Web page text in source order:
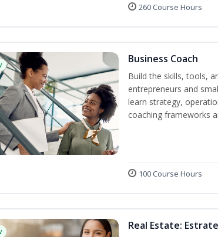
260 Course Hours
Business Coach
Build the skills, tools,
entrepreneurs and
learn strategy,
coaching frameworks
100 Course Hours
Real Estate: